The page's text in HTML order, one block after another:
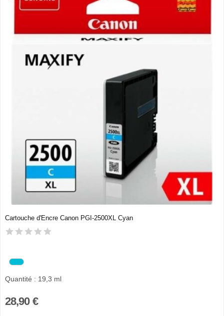
Cartouche d'Encre Canon PGI-2500XL Cyan
Quantité : 19,3 ml
28,90 €